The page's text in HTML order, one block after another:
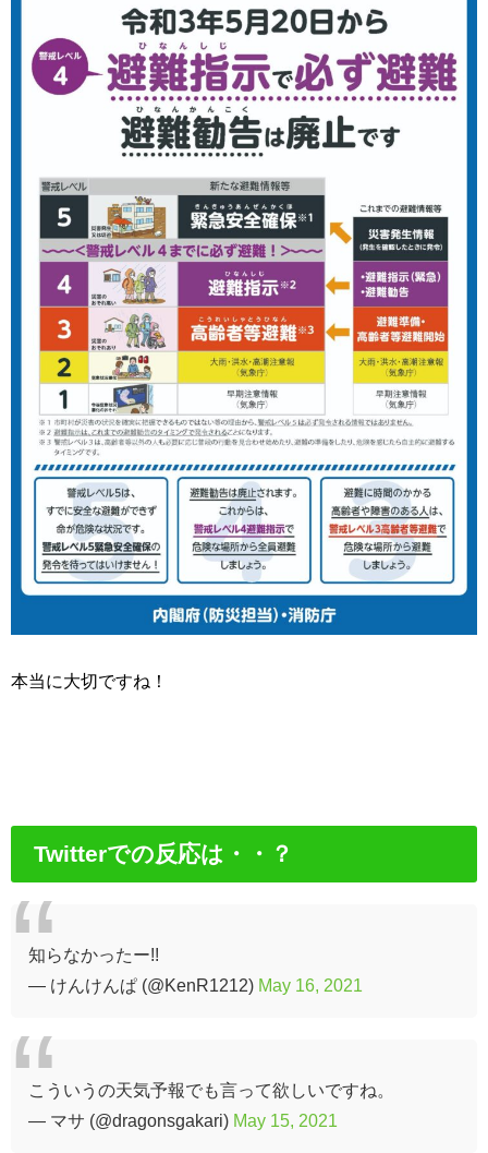
本当に大切ですね！
Twitterでの反応は・・？
知らなかったー!!
— けんけんぱ (@KenR1212) May 16, 2021
こういうの天気予報でも言って欲しいですね。
— マサ (@dragonsgakari) May 15, 2021